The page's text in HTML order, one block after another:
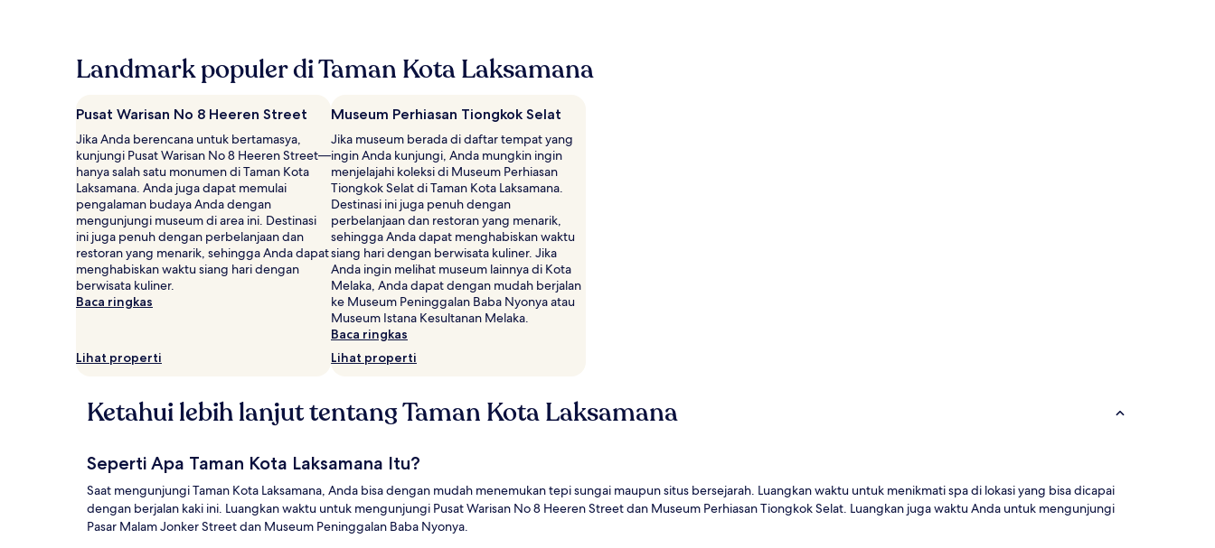
terakhir
1
malam
untuk
2
tamu
dewasa.
Harga
dan
ketersediaan
dapat
berubah
sewaktu-
mungkin
Landmark populer di Taman Kota Laksamana
Pusat Warisan No 8 Heeren Street
Jika Anda berencana untuk bertamasya,
kunjungi Pusat Warisan No 8 Heeren Street—
hanya salah satu monumen di Taman Kota
Laksamana. Anda juga dapat memulai
pengalaman budaya Anda dengan
mengunjungi museum di area ini. Destinasi
ini juga penuh dengan perbelanjaan dan
restoran yang menarik, sehingga Anda dapat
menghabiskan waktu siang hari dengan
berwisata kuliner.
Baca ringkas
Lihat properti
Museum Perhiasan Tiongkok Selat
Jika museum berada di daftar tempat yang
ingin Anda kunjungi, Anda mungkin ingin
menjelajahi koleksi di Museum Perhiasan
Tiongkok Selat di Taman Kota Laksamana.
Destinasi ini juga penuh dengan
perbelanjaan dan restoran yang menarik,
sehingga Anda dapat menghabiskan waktu
siang hari dengan berwisata kuliner. Jika
Anda ingin melihat museum lainnya di Kota
Melaka, Anda dapat dengan mudah berjalan
ke Museum Peninggalan Baba Nyonya atau
Museum Istana Kesultanan Melaka.
Baca ringkas
Lihat properti
Ketahui lebih lanjut tentang Taman Kota Laksamana
Seperti Apa Taman Kota Laksamana Itu?
Saat mengunjungi Taman Kota Laksamana, Anda bisa dengan mudah menemukan tepi sungai maupun situs bersejarah. Luangkan waktu untuk menikmati spa di lokasi yang bisa dicapai
dengan berjalan kaki ini. Luangkan waktu untuk mengunjungi Pusat Warisan No 8 Heeren Street dan Museum Perhiasan Tiongkok Selat. Luangkan juga waktu Anda untuk mengunjungi
Pasar Malam Jonker Street dan Museum Peninggalan Baba Nyonya.